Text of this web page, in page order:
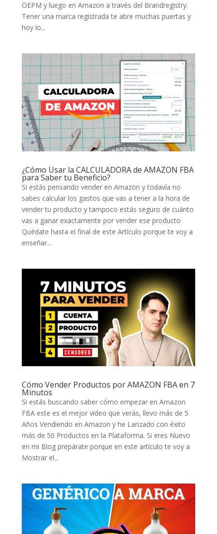
OEPM y luego en Amazon a través del Brandregistry.
Tener una marca registrada te abre muchas puertas y
hoy lo...
¿Cómo Usar la CALCULADORA de AMAZON FBA
para Saber tu Beneficio?
Si estás pensando vender en Amazon y todavía no
sabes calcular los gastos que vas a tener a la hora de
vender tu producto y tampoco estás seguro de cuánto
vas a ganar exactamente por vender ese producto
Quédate hasta el final de este Artículo porque te voy a
enseñar...
Cómo Vender Productos por AMAZON FBA en 7
Minutos
Si estás buscando saber cómo empezar en Amazon
FBA este es el mejor video que verás, llevo más de 5
Años Vendiendo en Amazon y he Lanzado con éxito
más de 50 Productos en la Plataforma. Si eres Nuevo
en mi Blog prepárate porque en este artículo te voy a
Mostrar el...